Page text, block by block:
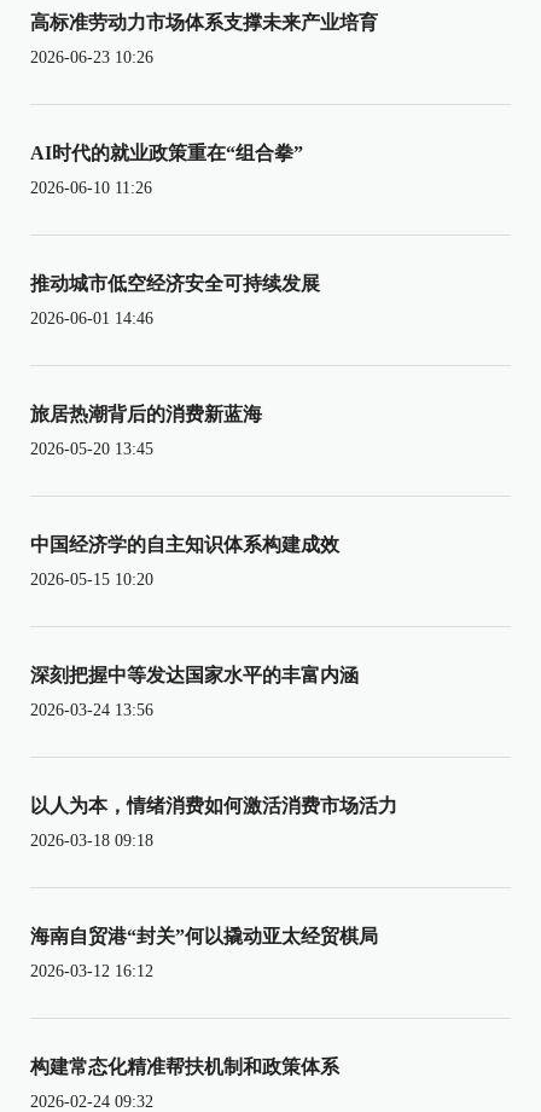
高标准劳动力市场体系支撑未来产业培育
2026-06-23 10:26
AI时代的就业政策重在“组合拳”
2026-06-10 11:26
推动城市低空经济安全可持续发展
2026-06-01 14:46
旅居热潮背后的消费新蓝海
2026-05-20 13:45
中国经济学的自主知识体系构建成效
2026-05-15 10:20
深刻把握中等发达国家水平的丰富内涵
2026-03-24 13:56
以人为本，情绪消费如何激活消费市场活力
2026-03-18 09:18
海南自贸港“封关”何以撬动亚太经贸棋局
2026-03-12 16:12
构建常态化精准帮扶机制和政策体系
2026-02-24 09:32